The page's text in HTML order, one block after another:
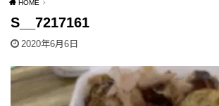
HOME
S__7217161
2020年6月6日